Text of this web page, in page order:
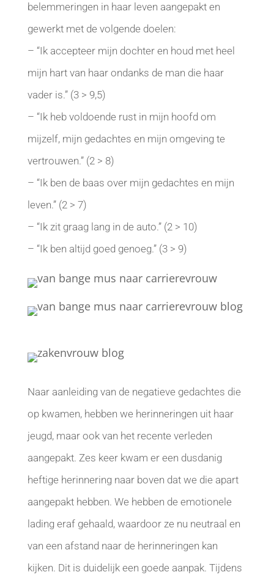
belemmeringen in haar leven aangepakt en
gewerkt met de volgende doelen:
– “Ik accepteer mijn dochter en houd met heel
mijn hart van haar ondanks de man die haar
vader is.” (3 > 9,5)
– “Ik heb voldoende rust in mijn hoofd om
mijzelf, mijn gedachtes en mijn omgeving te
vertrouwen.” (2 > 8)
– “Ik ben de baas over mijn gedachtes en mijn
leven.” (2 > 7)
– “Ik zit graag lang in de auto.” (2 > 10)
– “Ik ben altijd goed genoeg.” (3 > 9)
Naar aanleiding van de negatieve gedachtes die
op kwamen, hebben we herinneringen uit haar
jeugd, maar ook van het recente verleden
aangepakt. Zes keer kwam er een dusdanig
heftige herinnering naar boven dat we die apart
aangepakt hebben. We hebben de emotionele
lading eraf gehaald, waardoor ze nu neutraal en
van een afstand naar de herinneringen kan
kijken. Dit is duidelijk een goede aanpak. Tijdens